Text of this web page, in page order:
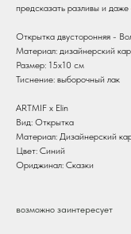
предсказать разливы и
Открытка двусторонняя -
Материал: дизайнерский
Размер: 15х10 см
Тиснение: выборочный лак
ARTMIF х Elin
Вид: Открытка
Материал: Дизайнерский
Цвет: Синий
Ориджинал: Сказки
возможно заинтересует